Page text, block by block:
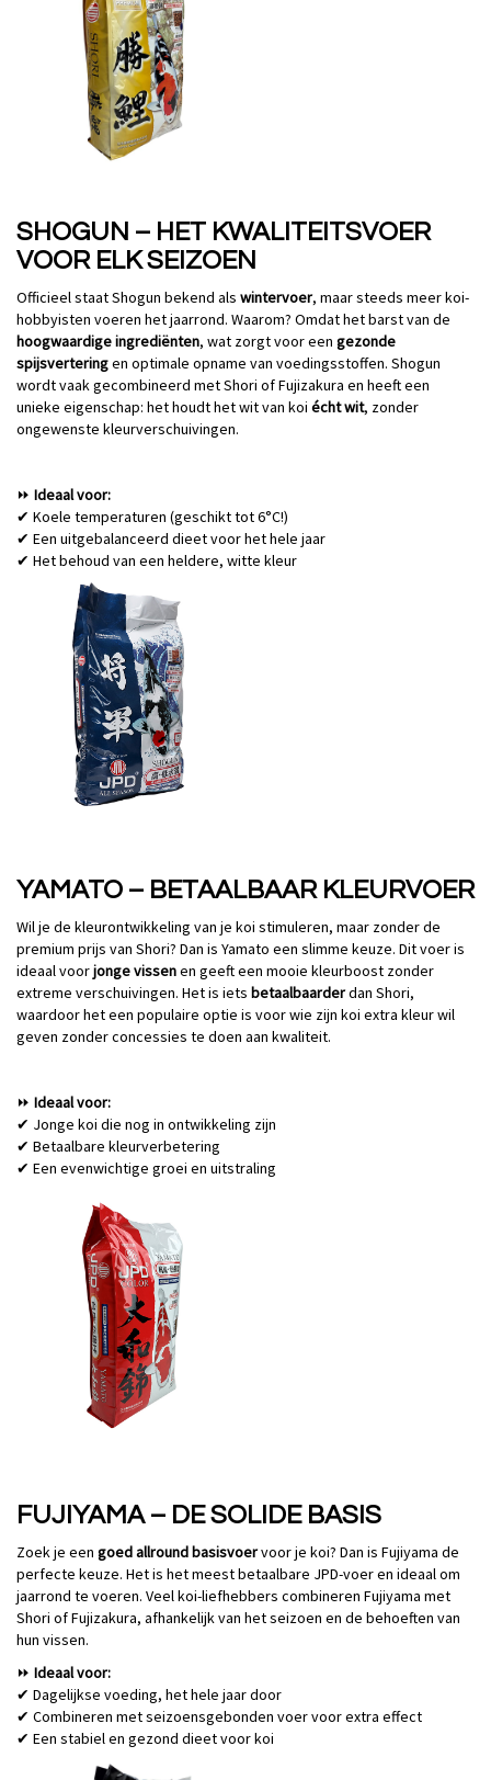
SHOGUN – HET KWALITEITSVOER
VOOR ELK SEIZOEN
Officieel staat Shogun bekend als wintervoer, maar steeds meer koi-
hobbyisten voeren het jaarrond. Waarom? Omdat het barst van de
hoogwaardige ingrediënten, wat zorgt voor een gezonde
spijsverteringen optimale opname van voedingsstoffen. Shogun
wordt vaak gecombineerd met Shori of Fujizakura en heeft een
unieke eigenschap: het houdt het wit van koi écht wit, zonder
ongewenste kleurverschuivingen.
⏩ Ideaal voor:
✔ Koele temperaturen (geschikt tot 6°C!)
✔ Een uitgebalanceerd dieet voor het hele jaar
✔ Het behoud van een heldere, witte kleur
YAMATO – BETAALBAAR KLEURVOER
Wil je de kleurontwikkeling van je koi stimuleren, maar zonder de
premium prijs van Shori? Dan is Yamato een slimme keuze. Dit voer is
ideaal voorjonge vissenen geeft een mooie kleurboost zonder
extreme verschuivingen. Het is iets betaalbaarderdan Shori,
waardoor het een populaire optie is voor wie zijn koi extra kleur wil
geven zonder concessies te doen aan kwaliteit.
⏩ Ideaal voor:
✔ Jonge koi die nog in ontwikkeling zijn
✔ Betaalbare kleurverbetering
✔ Een evenwichtige groei en uitstraling
FUJIYAMA – DE SOLIDE BASIS
Zoek je een goed allround basisvoervoor je koi? Dan is Fujiyama de
perfecte keuze. Het is het meest betaalbare JPD-voer en ideaal om
jaarrond te voeren. Veel koi-liefhebbers combineren Fujiyama met
Shori of Fujizakura, afhankelijk van het seizoen en de behoeften van
hun vissen.
⏩ Ideaal voor:
✔ Dagelijkse voeding, het hele jaar door
✔ Combineren met seizoensgebonden voer voor extra effect
✔ Een stabiel en gezond dieet voor koi